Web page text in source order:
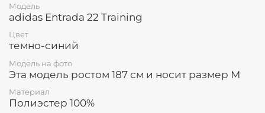
Модель
adidas Entrada 22 Training
Цвет
темно-синий
Модель на фото
Эта модель ростом 187 см и носит размер М
Материал
Полиэстер 100%